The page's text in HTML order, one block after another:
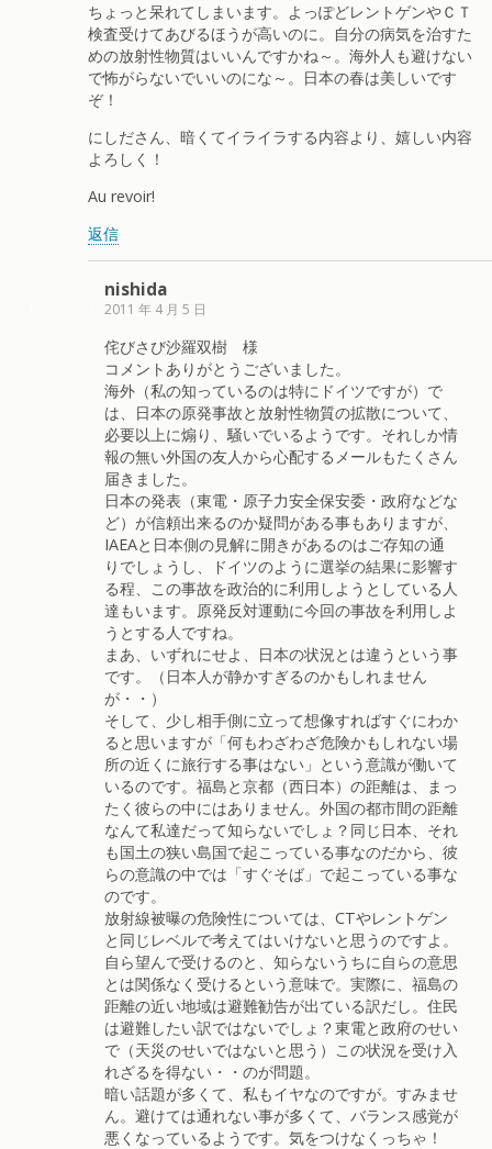
ちょっと呆れてしまいます。よっぽどレントゲンやＣＴ
検査受けてあびるほうが高いのに。自分の病気を治すた
めの放射性物質はいいんですかね～。海外人も避けない
で怖がらないでいいのにな～。日本の春は美しいです
ぞ！
にしださん、暗くてイライラする内容より、嬉しい内容
よろしく！
Au revoir!
返信
nishida
2011 年 4 月 5 日
侘びさび沙羅双樹 様
コメントありがとうございました。
海外（私の知っているのは特にドイツですが）で
は、日本の原発事故と放射性物質の拡散について、
必要以上に煽り、騒いでいるようです。それしか情
報の無い外国の友人から心配するメールもたくさん
届きました。
日本の発表（東電・原子力安全保安委・政府などな
ど）が信頼出来るのか疑問がある事もありますが、
IAEAと日本側の見解に開きがあるのはご存知の通
りでしょうし、ドイツのように選挙の結果に影響す
る程、この事故を政治的に利用しようとしている人
達もいます。原発反対運動に今回の事故を利用しよ
うとする人ですね。
まあ、いずれにせよ、日本の状況とは違うという事
です。（日本人が静かすぎるのかもしれません
が・・）
そして、少し相手側に立って想像すればすぐにわか
ると思いますが「何もわざわざ危険かもしれない場
所の近くに旅行する事はない」という意識が働いて
いるのです。福島と京都（西日本）の距離は、まっ
たく彼らの中にはありません。外国の都市間の距離
なんて私達だって知らないでしょ？同じ日本、それ
も国土の狭い島国で起こっている事なのだから、彼
らの意識の中では「すぐそば」で起こっている事な
のです。
放射線被曝の危険性については、CTやレントゲン
と同じレベルで考えてはいけないと思うのですよ。
自ら望んで受けるのと、知らないうちに自らの意思
とは関係なく受けるという意味で。実際に、福島の
距離の近い地域は避難勧告が出ている訳だし。住民
は避難したい訳ではないでしょ？東電と政府のせい
で（天災のせいではないと思う）この状況を受け入
れざるを得ない・・のが問題。
暗い話題が多くて、私もイヤなのですが。すみませ
ん。避けては通れない事が多くて、バランス感覚が
悪くなっているようです。気をつけなくっちゃ！